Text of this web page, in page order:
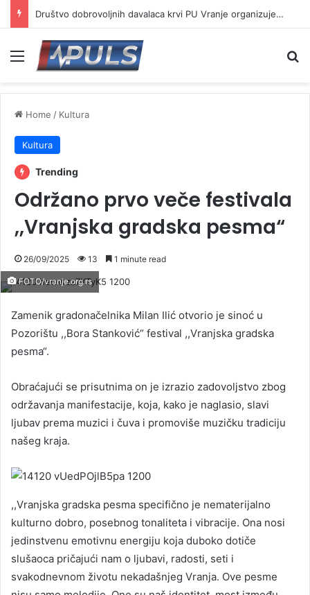
Društvo dobrovoljnih davalaca krvi PU Vranje organizuje akciju na Besnoj kobili
Menu
Home / Kultura
Kultura
Trending
Održano prvo veče festivala
,,Vranjska gradska pesma“
26/09/2025 13 1 minute read
FOTO/vranje.org.rs
Zamenik gradonačelnika Milan Ilić otvorio je sinoć u
Pozorištu ,,Bora Stanković“ festival ,,Vranjska gradska
pesma“.
Obraćajući se prisutnima on je izrazio zadovoljstvo zbog
održavanja manifestacije, koja, kako je naglasio, slavi
ljubav prema muzici i čuva i promoviše muzičku tradiciju
našeg kraja.
,,Vranjska gradska pesma specifično je nematerijalno
kulturno dobro, posebnog tonaliteta i vibracije. Ona nosi
jedinstvenu emotivnu energiju koja duboko dotiče
slušaoca pričajući nam o ljubavi, radosti, seti i
svakodnevnom životu nekadašnjeg Vranja. Ove pesme